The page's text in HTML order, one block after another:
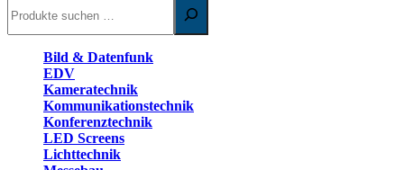
Bild & Datenfunk
EDV
Kameratechnik
Kommunikationstechnik
Konferenztechnik
LED Screens
Lichttechnik